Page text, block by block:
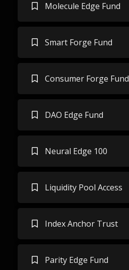
Molecule Edge Fund
Smart Forge Fund
Consumer Forge Fund
DAO Edge Fund
Neural Edge 100
Liquidity Pool Access
Index Anchor Trust
Parity Edge Fund